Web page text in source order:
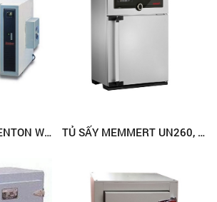
TỦ SẤY ĐỐI LƯU LENTON WF120 TỦ SẤY MEMMERT UN260, 256 LÍT